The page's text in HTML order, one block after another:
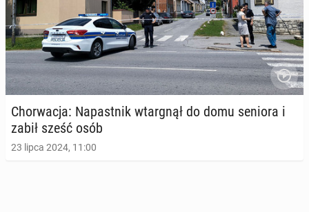
Chor­wa­cja: Na­past­nik wtar­gnął do domu seniora i
zabił sześć osób
23 lipca 2024, 11:00